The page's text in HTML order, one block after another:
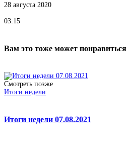
28 августа 2020
03:15
Вам это тоже может понравиться
Смотреть позже
Итоги недели
Итоги недели 07.08.2021